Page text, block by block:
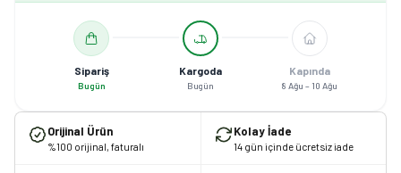
Sipariş
Bugün
Kargoda
Bugün
Kapında
8 Ağu – 10 Ağu
Orijinal Ürün
%100 orijinal, faturalı
Kolay İade
14 gün içinde ücretsiz iade